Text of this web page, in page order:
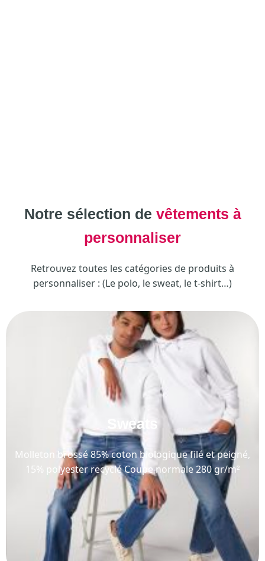
Notre sélection de vêtements à
personnaliser
Retrouvez toutes les catégories de produits à
personnaliser : (Le polo, le sweat, le t-shirt…)
Sweats
Molleton brossé 85% coton biologique filé et peigné,
15% polyester recyclé Coupe normale 280 gr/m²